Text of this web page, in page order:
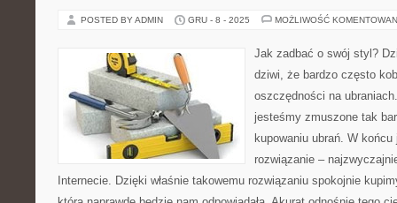
POSTED BY ADMIN GRU - 8 - 2025 MOŻLIWOŚĆ
Jak zadbać o swój styl?
dziwi, że bardzo często
oszczędności na
jesteśmy zmuszone tak
kupowaniu ubrań. W
rozwiązanie –
Internecie. Dzięki właśnie takowemu rozwiązaniu spokojnie